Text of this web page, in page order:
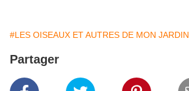
#LES OISEAUX ET AUTRES DE MON JARDIN
Partager